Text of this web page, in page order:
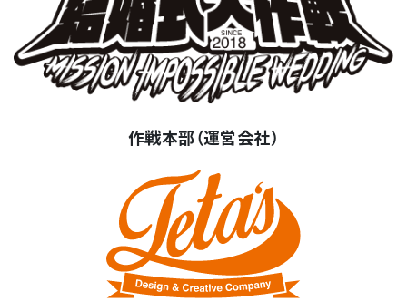
作戦本部（運営会社）